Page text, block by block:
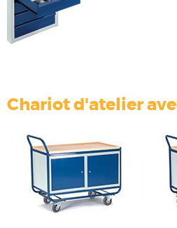
Chariot d'atelier